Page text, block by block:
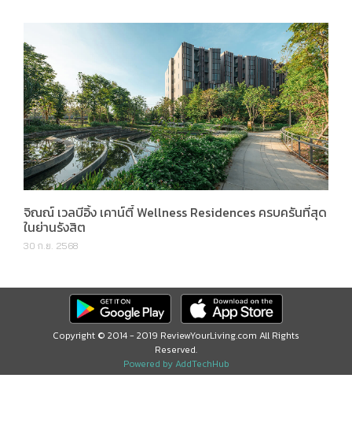
จิณณ์ เวลบีอิ้ง เคาน์ตี้ Wellness Residences ครบครันที่สุด
ในย่านรังสิต
30 ก.ย. 2568
Copyright © 2014 - 2019 ReviewYourLiving.com All Rights
Reserved.
Powered by AddTechHub